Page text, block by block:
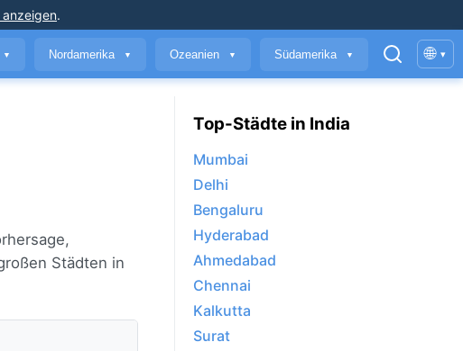
.
▼ Nordamerika ▼ Ozeanien ▼ Südamerika ▼ 🌐 ▾
Städten in
Top-Städte in India
Mumbai
Delhi
Bengaluru
Hyderabad
Ahmedabad
Chennai
Kalkutta
Surat